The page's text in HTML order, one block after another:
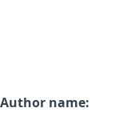
Author name: